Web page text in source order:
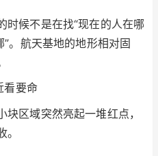
时候不是在找“现在的人在哪
”。航天基地的地形相对固
看要命
区域突然亮起一堆红点，